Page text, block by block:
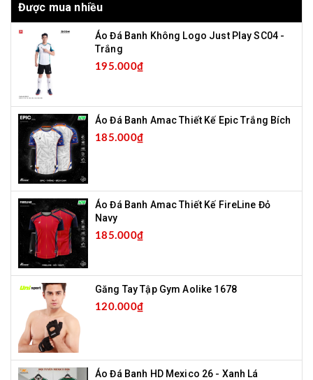
Được mua nhiều
Áo Đá Banh Không Logo Just Play SC04 -
Trắng
195.000₫
Áo Đá Banh Amac Thiết Kế Epic Trắng Bích
185.000₫
Áo Đá Banh Amac Thiết Kế FireLine Đỏ
Navy
185.000₫
Găng Tay Tập Gym Aolike 1678
120.000₫
Áo Đá Banh HD Mexico 26 - Xanh Lá